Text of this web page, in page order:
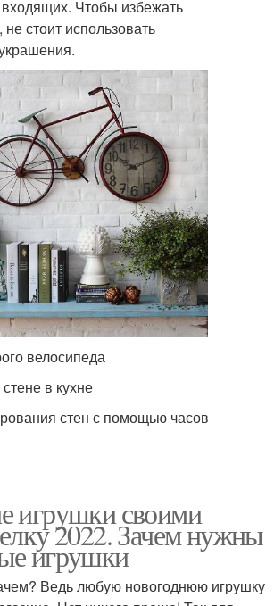
входящих. Чтобы избежать
стоит использовать
велосипеда
в кухне
стен с помощью часов
игрушки своими
2022. Зачем нужны
игрушки
Ведь любую новогоднюю игрушку